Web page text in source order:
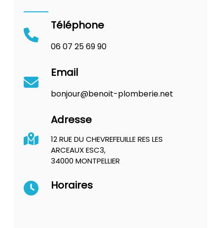
Téléphone
06 07 25 69 90
Email
bonjour@benoit-plomberie.net
Adresse
12 RUE DU CHEVREFEUILLE RES LES
ARCEAUX ESC3,
34000 MONTPELLIER
Horaires